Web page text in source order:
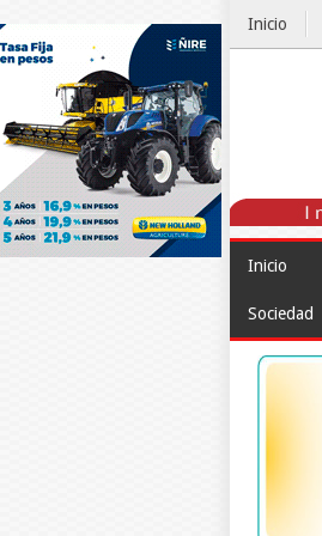
Inicio
Inicio
Sociedad